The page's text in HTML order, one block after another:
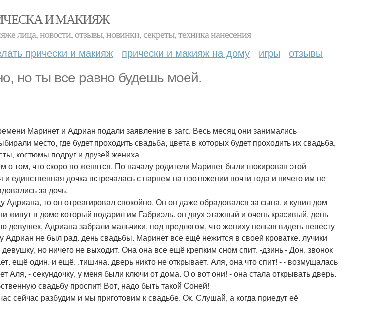
И МАКИЯЖ
лица, новости, отзывы, новинки, секреты, техника нанесения
прически и макияж прически и макияж на дому игры отзывы
но ты все равно будешь моей.
Маринет и Адриан подали заявление в загс. Весь месяц они занимались
место, где будет проходить свадьба, цвета в которых будет проходить их свадьба,
костюмы подруг и друзей жениха.
о том, что скоро по женятся. По началу родители Маринет были шокирован этой
и единственная дочка встречалась с парнем на протяжении почти года и ничего им не
за дочь.
Адриана, то он отреагировал спокойно. Он он даже обрадовался за сына. и купил дом
живут в доме который подарил им Габриэль. он двух этажный и очень красивый. день
девушек, Адриана забрали мальчики, под предлогом, что жениху нельзя видеть невесту
Адриан не был рад. день свадьбы. Маринет все ещё нежится в своей кроватке. лучики
девушку, но ничего не выходит. Она она все ещё крепким сном спит. -дзинь - Дон. звонок
ещё один. и ещё. .тишина. дверь никто не открывает. Аля, она что спит! - - возмущалась
Аля, - секундочку, у меня были ключи от дома. О о вот они! - она стала открывать дверь.
свадьбу проспит! Вот, надо быть такой Соней!
сейчас разбудим и мы приготовим к свадьбе. Ок. Слушай, а когда приедут её